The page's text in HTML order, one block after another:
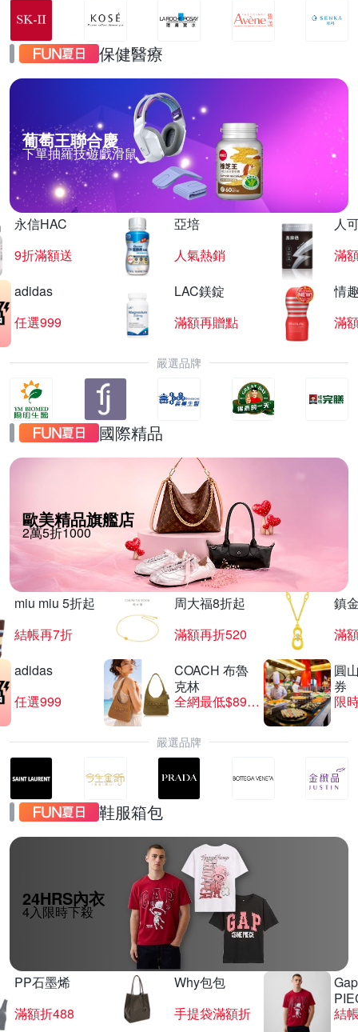
保健醫療
葡萄王聯合慶
下單抽羅技遊戲滑鼠
永信HAC
9折滿額送
亞培
人氣熱銷
人
滿
adidas
任選999
LAC鎂錠
滿額再贈點
情
滿
嚴選品牌
國際精品
歐美精品旗艦店
2萬5折1000
miu miu 5折起
結帳再7折
周大福8折起
滿額再折520
鎮
滿
adidas
任選999
COACH 布魯
克林
全網最低$8999
圓
券
限
嚴選品牌
鞋服箱包
24HRS內衣
4入限時下殺
PP石墨烯
滿額折488
Why包包
手提袋滿額折
結